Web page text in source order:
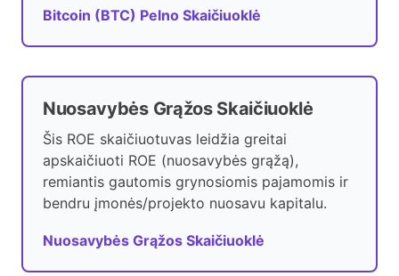
Bitcoin (BTC) Pelno Skaičiuoklė
Nuosavybės Grąžos Skaičiuoklė
Šis ROE skaičiuotuvas leidžia greitai
apskaičiuoti ROE (nuosavybės grąžą),
remiantis gautomis grynosiomis pajamomis ir
bendru įmonės/projekto nuosavu kapitalu.
Nuosavybės Grąžos Skaičiuoklė